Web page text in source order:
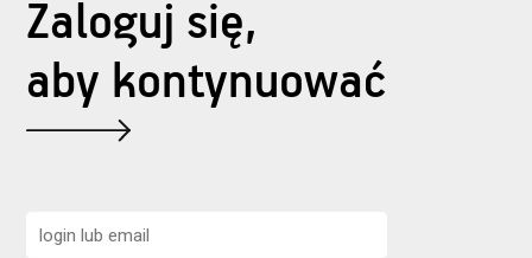
Zaloguj się,
aby kontynuować